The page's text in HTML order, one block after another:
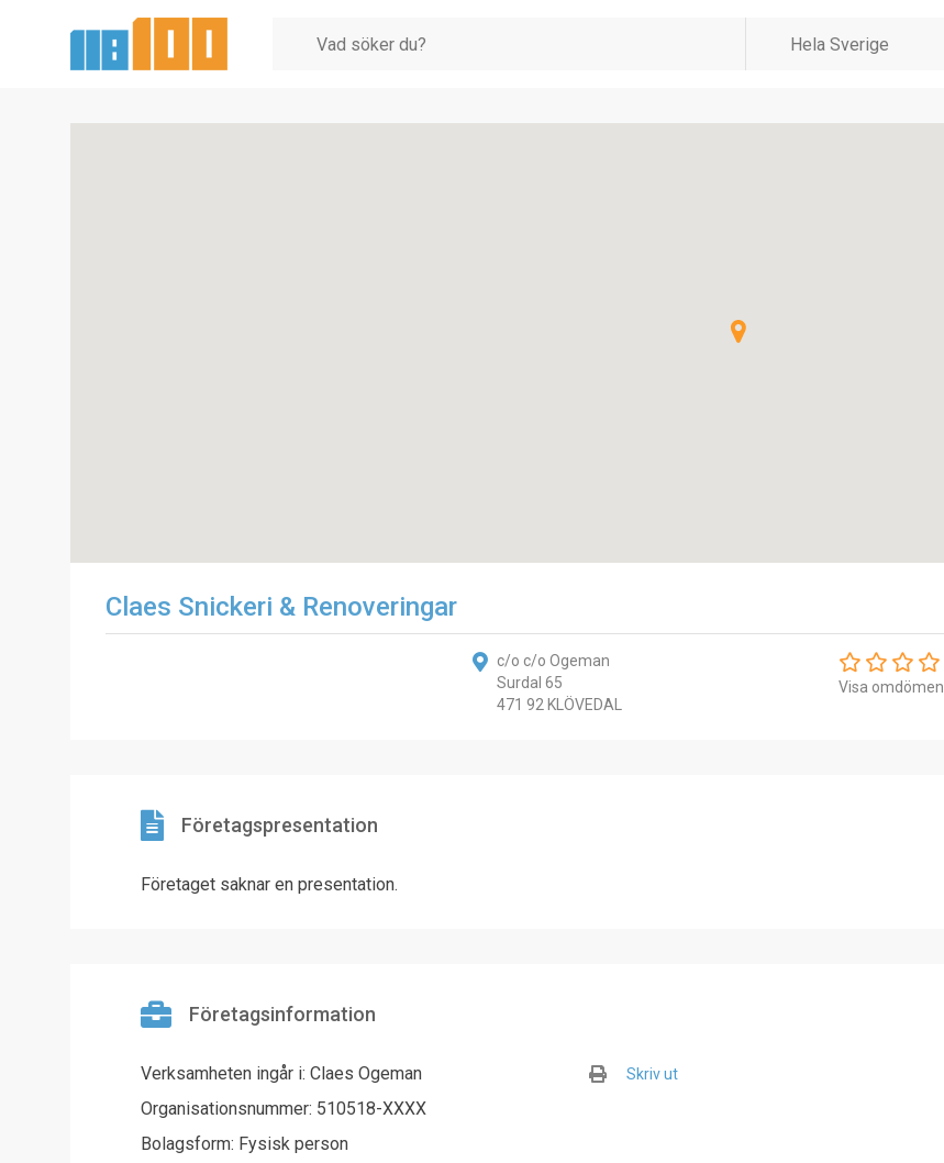
Claes Snickeri & Renoveringar
c/o c/o Ogeman
Surdal 65
471 92 KLÖVEDAL
Visa omdömen
Företagspresentation
Företaget saknar en presentation.
Företagsinformation
Verksamheten ingår i: Claes Ogeman
Organisationsnummer: 510518-XXXX
Bolagsform: Fysisk person
Skriv ut